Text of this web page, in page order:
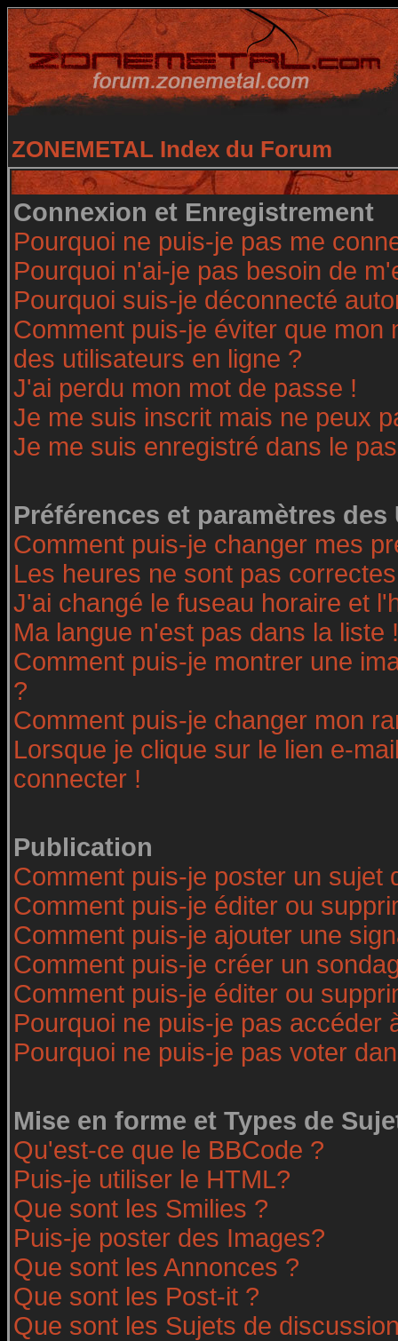
ZONEMETAL Index du Forum
Connexion et Enregistrement
Pourquoi ne puis-je pas me
Pourquoi n'ai-je pas besoin de
Pourquoi suis-je déconnecté
Comment puis-je éviter que
des utilisateurs en ligne ?
J'ai perdu mon mot de passe !
Je me suis inscrit mais ne peux
Je me suis enregistré dans le
Préférences et paramètres
Comment puis-je changer mes
Les heures ne sont pas
J'ai changé le fuseau horaire et
Ma langue n'est pas dans la liste !
Comment puis-je montrer une
?
Comment puis-je changer mon
Lorsque je clique sur le lien e-
connecter !
Publication
Comment puis-je poster un sujet
Comment puis-je éditer ou
Comment puis-je ajouter une
Comment puis-je créer un
Comment puis-je éditer ou
Pourquoi ne puis-je pas accéder
Pourquoi ne puis-je pas voter
Mise en forme et Types de
Qu'est-ce que le BBCode ?
Puis-je utiliser le HTML?
Que sont les Smilies ?
Puis-je poster des Images?
Que sont les Annonces ?
Que sont les Post-it ?
Que sont les Sujets de